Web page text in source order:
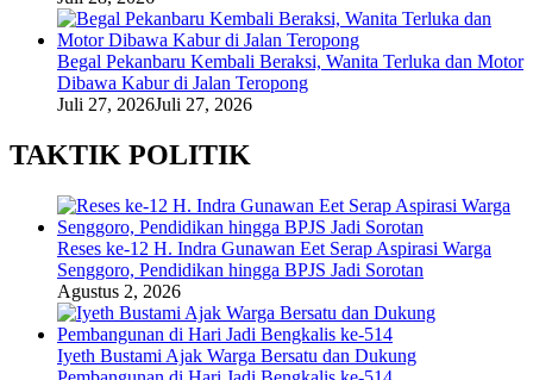
Begal Pekanbaru Kembali Beraksi, Wanita Terluka dan Motor
Dibawa Kabur di Jalan Teropong
Juli 27, 2026Juli 27, 2026
TAKTIK POLITIK
Reses ke-12 H. Indra Gunawan Eet Serap Aspirasi Warga
Senggoro, Pendidikan hingga BPJS Jadi Sorotan
Agustus 2, 2026
Iyeth Bustami Ajak Warga Bersatu dan Dukung